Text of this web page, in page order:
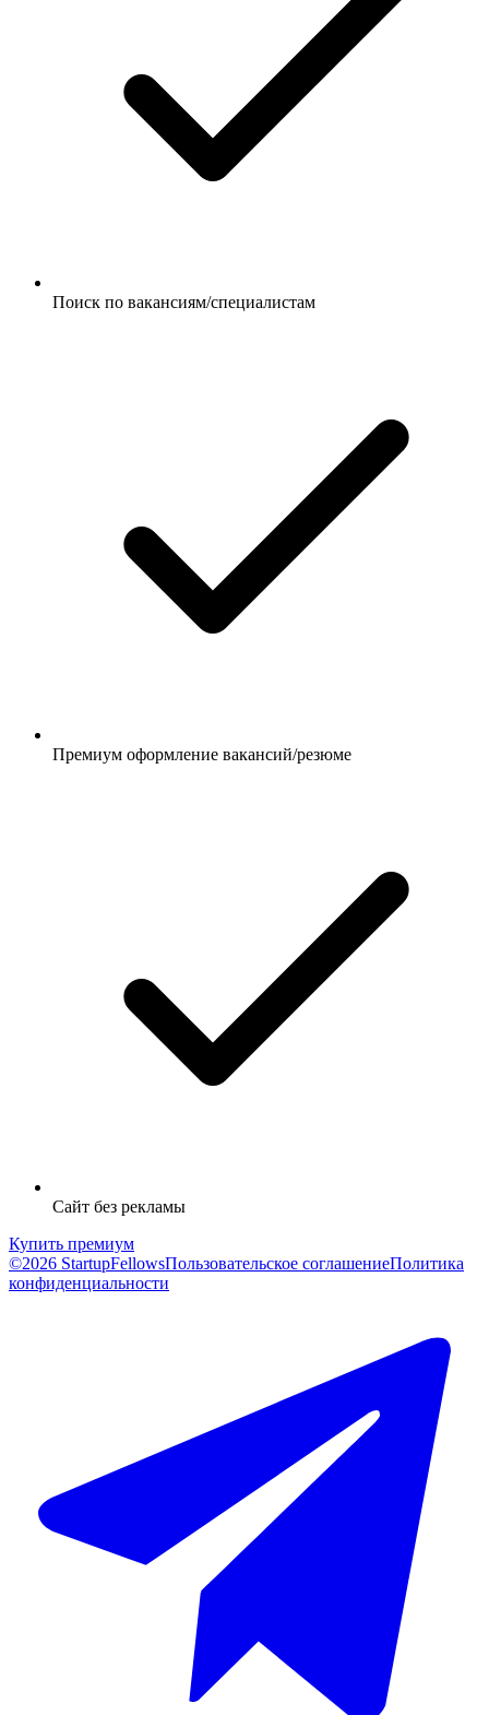
Поиск по вакансиям/специалистам
Премиум оформление вакансий/резюме
Сайт без рекламы
Купить премиум
©2026 StartupFellowsПользовательское соглашениеПолитика
конфиденциальности